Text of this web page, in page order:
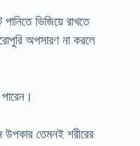
ভিজিয়ে রাখতে
অপসারণ না করলে
উপকার তেমনই শরীরের